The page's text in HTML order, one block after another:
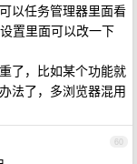
以任务管理器里面看
置里面可以改一下
了，比如某个功能就
法了，多浏览器混用
60